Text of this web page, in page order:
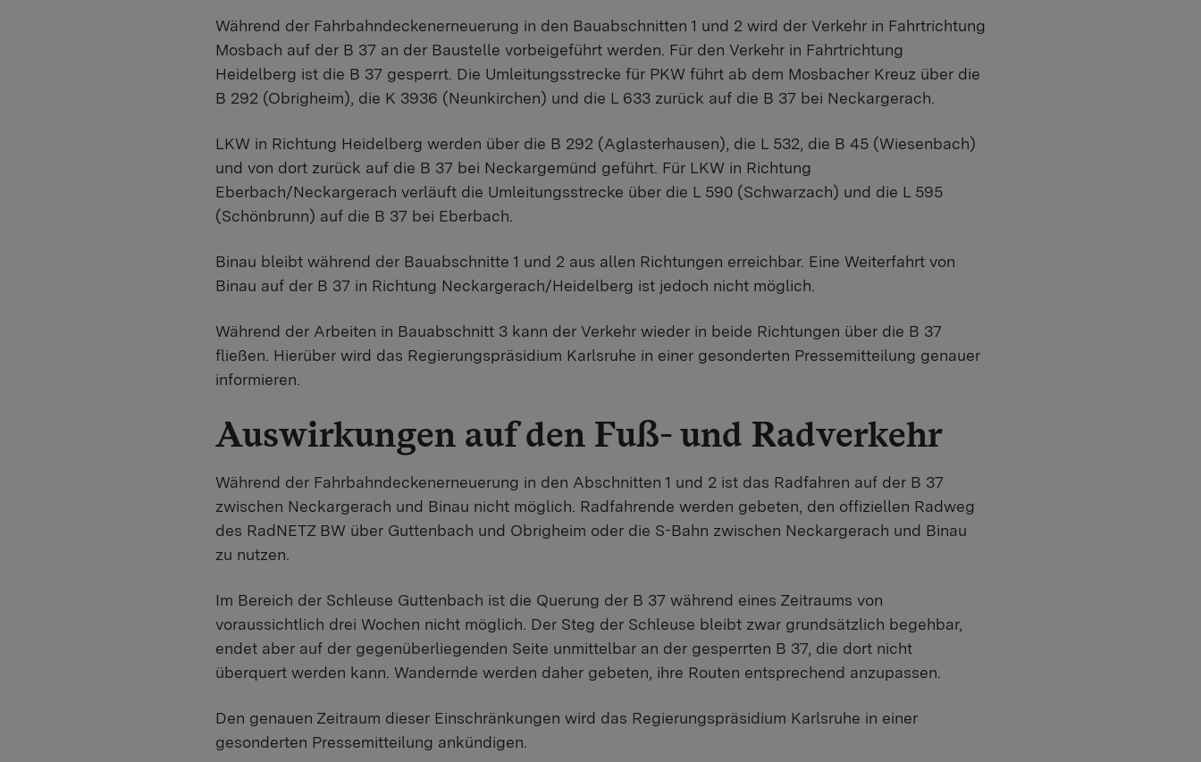
Während der Fahrbahndeckenerneuerung in den Bauabschnitten 1 und 2 wird der Verkehr in Fahrtrichtung
Mosbach auf der B 37 an der Baustelle vorbeigeführt werden. Für den Verkehr in Fahrtrichtung
Heidelberg ist die B 37 gesperrt. Die Umleitungsstrecke für PKW führt ab dem Mosbacher Kreuz über die
B 292 (Obrigheim), die K 3936 (Neunkirchen) und die L 633 zurück auf die B 37 bei Neckargerach.
LKW in Richtung Heidelberg werden über die B 292 (Aglasterhausen), die L 532, die B 45 (Wiesenbach)
und von dort zurück auf die B 37 bei Neckargemünd geführt. Für LKW in Richtung
Eberbach/Neckargerach verläuft die Umleitungsstrecke über die L 590 (Schwarzach) und die L 595
(Schönbrunn) auf die B 37 bei Eberbach.
Binau bleibt während der Bauabschnitte 1 und 2 aus allen Richtungen erreichbar. Eine Weiterfahrt von
Binau auf der B 37 in Richtung Neckargerach/Heidelberg ist jedoch nicht möglich.
Während der Arbeiten in Bauabschnitt 3 kann der Verkehr wieder in beide Richtungen über die B 37
fließen. Hierüber wird das Regierungspräsidium Karlsruhe in einer gesonderten Pressemitteilung genauer
informieren.
Auswirkungen auf den Fuß- und Radverkehr
Während der Fahrbahndeckenerneuerung in den Abschnitten 1 und 2 ist das Radfahren auf der B 37
zwischen Neckargerach und Binau nicht möglich. Radfahrende werden gebeten, den offiziellen Radweg
des RadNETZ BW über Guttenbach und Obrigheim oder die S-Bahn zwischen Neckargerach und Binau
zu nutzen.
Im Bereich der Schleuse Guttenbach ist die Querung der B 37 während eines Zeitraums von
voraussichtlich drei Wochen nicht möglich. Der Steg der Schleuse bleibt zwar grundsätzlich begehbar,
endet aber auf der gegenüberliegenden Seite unmittelbar an der gesperrten B 37, die dort nicht
überquert werden kann. Wandernde werden daher gebeten, ihre Routen entsprechend anzupassen.
Den genauen Zeitraum dieser Einschränkungen wird das Regierungspräsidium Karlsruhe in einer
gesonderten Pressemitteilung ankündigen.